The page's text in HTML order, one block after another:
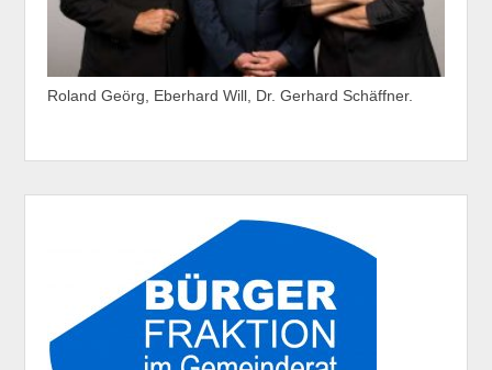
Roland Geörg, Eberhard Will, Dr. Gerhard Schäffner.